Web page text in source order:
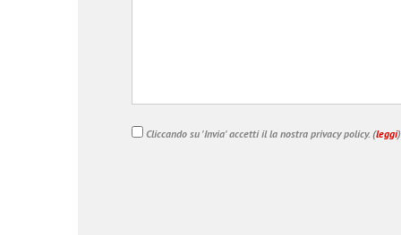
Cliccando su 'Invia' accetti il la nostra privacy policy. (leggi